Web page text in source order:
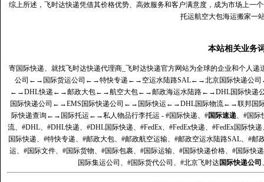
综上所述，飞时达快递凭借其价格优势、高效服务和客户满意度，成为市场上一
托运航空大包海运搬家一
本站相关业务
寄国际快递、就找飞时达快递代理商_飞时达快递官方网站为全球的企业和个人递
公司 ←→ 国际货运公司 ←→特快专递 ←→ 空运水陆路SAL←→北京国际快递公司
←→DHL快递 ←→邮政大包←→航空大包←→邮政海运水陆路←→DHL国际快递
国际快递公司 ←→EMS国际快递公司 ←→ 国际快运←→DHL国际物流←→联邦国
际快递查询 ←→ 国际托运←→私人物品行李托运 - #国际快递、#国际速递、#国际
流、#DHL、#DHL快递、#DHL国际快递、#FedEx、#FedEx快递、#FedEx国际快
国际快递、#特快专递、#邮政大包、#邮政航空运输、#邮政空运水陆路SAL、#
运、#国际文件、#国际货物、#国际包裹、#国际运输、#国际快递价格、#国际快
国际集运公司、#国际货代公司、#北京飞时达国际快递公司